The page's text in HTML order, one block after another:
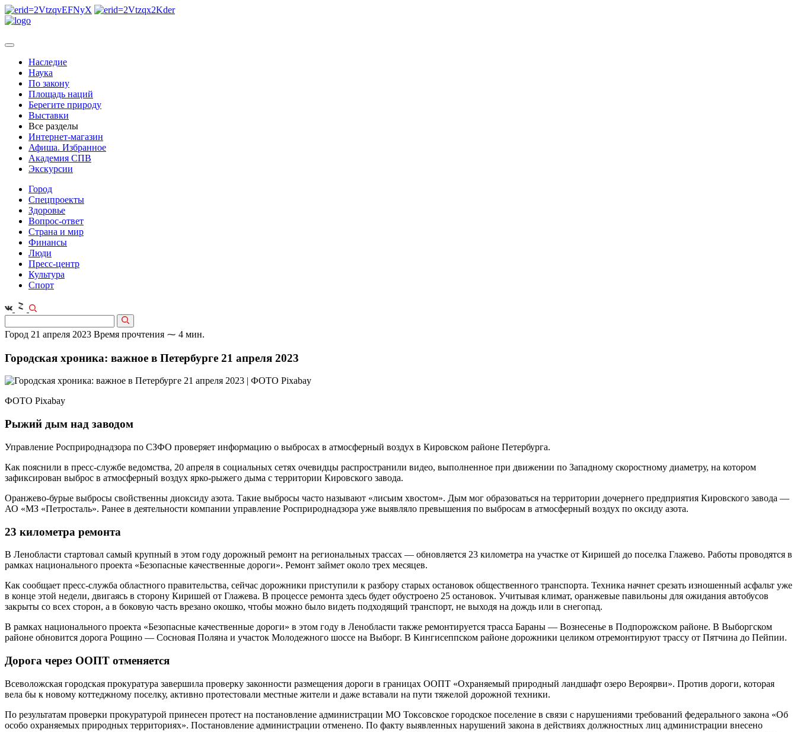
Наследие
Наука
По закону
Площадь наций
Берегите природу
Выставки
Все разделы
Интернет-магазин
Афиша. Избранное
Академия СПВ
Экскурсии
Город
Спецпроекты
Здоровье
Вопрос-ответ
Страна и мир
Финансы
Люди
Пресс-центр
Культура
Спорт
Город 21 апреля 2023 Время прочтения ⁓ 4 мин.
Городская хроника: важное в Петербурге 21 апреля 2023
ФОТО Pixabay
Рыжий дым над заводом
Управление Росприроднадзора по СЗФО проверяет информацию о выбросах в атмосферный воздух в Кировском районе Петербурга.
Как пояснили в пресс-службе ведомства, 20 апреля в социальных сетях очевидцы распространили видео, выполненное при движении по Западному скоростному диаметру, на котором
зафиксирован выброс в атмо­сферный воздух ярко-рыжего дыма с территории Кировского завода.
Оранжево-бурые выбросы свойственны диоксиду азота. Такие выбросы часто называют «лисьим хвостом». Дым мог образоваться на территории дочернего предприятия Кировского завода —
АО «МЗ «Петросталь». Ранее в деятельности компании управление Росприроднадзора уже выявляло превышения по выбросам в атмо­сферный воздух по оксиду азота.
23 километра ремонта
В Ленобласти стартовал самый крупный в этом году дорожный ремонт на региональных трассах — обновляется 23 километра на участке от Киришей до поселка Глажево. Работы проводятся в
рамках национального проекта «Безопасные качественные дороги». Ремонт займет около трех месяцев.
Как сообщает пресс-служба областного правительства, сейчас дорожники приступили к разбору старых остановок общественного транспорта. Техника начнет срезать изношенный асфальт уже
в конце этой недели, двигаясь в сторону Киришей от Глажева. В процессе ремонта здесь будет обустроено 25 остановок. Учитывая климат, оранжевые павильоны для ожидания автобусов
закрыты со всех сторон, а в боковую часть врезано окошко, чтобы можно было видеть подходящий транспорт, не выходя на дождь или в снегопад.
В рамках национального проекта «Безопасные качественные дороги» в этом году в Леноблас­ти также ремонтируется трасса Бараны — Вознесенье в Подпорожском районе. В Выборгском
районе обновится дорога Рощино — Сосновая Поляна и участок Молодежного шоссе на Выборг. В Кингисеппском районе дорожники целиком отремонтируют трассу от Пятчина до Пейпии.
Дорога через ООПТ отменяется
Всеволожская городская прокуратура завершила проверку закон­ности размещения дороги в границах ООПТ «Охраняемый природный ландшафт озеро Вероярви». Против дороги, которая
вела бы к новому коттеджному поселку, активно протестовали местные жители и даже вставали на пути тяжелой дорожной техники.
По результатам проверки прокуратурой принесен протест на постановление администрации МО Токсовское городское поселение в связи с нарушениями требований федерального закона «Об
особо охраняемых природных территориях». Постановление администрации отменено. По факту выявленных нарушений закона в действиях должностных лиц администрации внесено